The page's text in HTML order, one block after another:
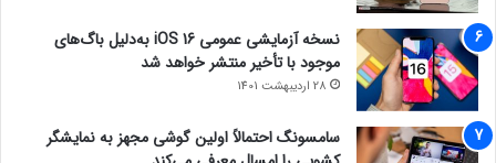
نسخه آزمایشی عمومی iOS 16 به‌دلیل باگ‌های
موجود با تأخیر منتشر خواهد شد
28 اردیبهشت 1401
سامسونگ احتمالاً اولین گوشی مجهز به نمایشگر